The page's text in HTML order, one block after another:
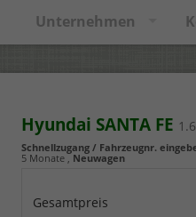
Unternehmen
Hyundai SANTA FE
Schnellzugang / Fahrzeugnr.
5 Monate,Neuwagen
Gesamtpreis